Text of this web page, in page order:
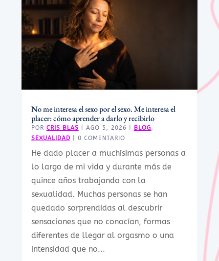
No me interesa el sexo por el sexo. Me interesa el
placer: cómo aprender a darlo y recibirlo
POR CRIS BLAS AGO 5, 2026 BLOG,
SEXUALIDAD | 0 COMENTARIO
He dado placer a muchísimas personas a
lo largo de mi vida y durante más de
quince años trabajando con la
sexualidad. Muchas personas se han
quedado sorprendidas al descubrir
sensaciones que no conocían, formas
diferentes de llegar al orgasmo o una
intensidad que no...